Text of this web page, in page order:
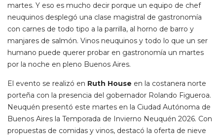
martes. Y eso es mucho decir porque un equipo de chef
neuquinos desplegó una clase magistral de gastronomía
con carnes de todo tipo a la parrilla, al horno de barro y
manjares de salmón. Vinos neuquinos y todo lo que un ser
humano puede querer probar en gastronomía un martes
por la noche en pleno Buenos Aires.
El evento se realizó en Ruth House en la costanera norte
porteña con la presencia del gobernador Rolando Figueroa.
Neuquén presentó este martes en la Ciudad Autónoma de
Buenos Aires la Temporada de Invierno Neuquén 2026. Con
propuestas de comidas y vinos, destacó la oferta de nieve